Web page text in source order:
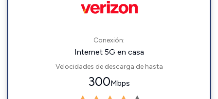
Conexión:
Internet 5G en casa
Velocidades de descarga de hasta
300Mbps